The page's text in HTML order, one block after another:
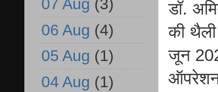
डॉ.
की
जून
ऑपरेशन
07 Aug (3)
06 Aug (4)
05 Aug (1)
04 Aug (1)